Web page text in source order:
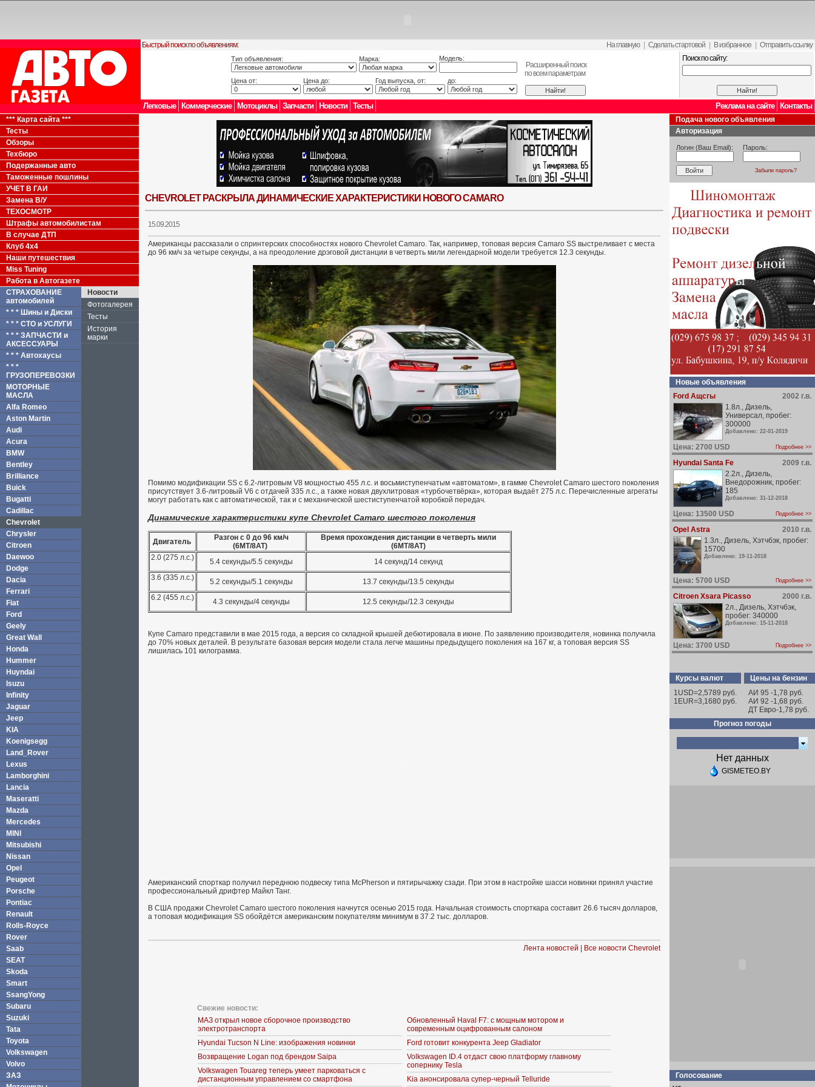
Быстрый поиск по объявлениям: На главную Сделать стартовой В избранное Отправить ссылку
Тип объявления: Марка: Модель:
Расширенный поиск
по всем параметрам
Цена от: Цена до: Год выпуска, от: до:
Поиск по сайту:
Легковые Коммерческие Мотоциклы Запчасти Новости Тесты Контакты
Реклама на сайте
*** Карта сайта ***
Тесты
Обзоры
Техбюро
Подержанные авто
Таможенные пошлины
УЧЕТ В ГАИ
Замена В/У
ТЕХОСМОТР
Штрафы автомобилистам
В случае ДТП
Клуб 4x4
Наши путешествия
Miss Tuning
Работа в Автогазете
СТРАХОВАНИЕ
автомобилей
* * * Шины и Диски
* * * СТО и УСЛУГИ
* * * ЗАПЧАСТИ и
АКСЕССУАРЫ
* * * Автохаусы
* * *
ГРУЗОПЕРЕВОЗКИ
МОТОРНЫЕ
МАСЛА
Alfa Romeo
Aston Martin
Audi
Acura
BMW
Bentley
Brilliance
Buick
Bugatti
Cadillac
Chevrolet
Chrysler
Citroen
Daewoo
Dodge
Dacia
Ferrari
Fiat
Ford
Geely
Great Wall
Honda
Hummer
Huyndai
Isuzu
Infinity
Jaguar
Jeep
KIA
Koenigsegg
Land_Rover
Lexus
Lamborghini
Lancia
Maseratti
Mazda
Mercedes
MINI
Mitsubishi
Nissan
Opel
Peugeot
Porsche
Pontiac
Renault
Rolls-Royce
Rover
Saab
SEAT
Skoda
Smart
SsangYong
Subaru
Suzuki
Tata
Toyota
Volkswagen
Volvo
ЗАЗ
Новости
Фотогалерея
Тесты
История
марки
CHEVROLET РАСКРЫЛА ДИНАМИЧЕСКИЕ ХАРАКТЕРИСТИКИ НОВОГО CAMARO
15.09.2015
Американцы рассказали о спринтерских способностях нового Chevrolet Camaro. Так, например, топовая версия Camaro SS выстреливает с места
до 96 км/ч за четыре секунды, а на преодоление дрэговой дистанции в четверть мили легендарной модели требуется 12.3 секунды.
Помимо модификации SS с 6.2-литровым V8 мощностью 455 л.с. и восьмиступенчатым «автоматом», в гамме Chevrolet Camaro шестого поколения
присутствует 3.6-литровый V6 с отдачей 335 л.с., а также новая двухлитровая «турбочетвёрка», которая выдаёт 275 л.с. Перечисленные агрегаты
могут работать как с автоматической, так и с механической шестиступенчатой коробкой передач.
Динамические характеристики купе Chevrolet Camaro шестого поколения
Двигатель
Разгон с 0 до 96 км/ч
(6МТ/8АТ)
Время прохождения дистанции в четверть мили
(6МТ/8АТ)
2.0 (275 л.с.)
5.4 секунды/5.5 секунды
14 секунд/14 секунд
3.6 (335 л.с.)
5.2 секунды/5.1 секунды
13.7 секунды/13.5 секунды
6.2 (455 л.с.)
4.3 секунды/4 секунды 12.5 секунды/12.3 секунды
Купе Camaro представили в мае 2015 года, а версия со складной крышей дебютировала в июне. По заявлению производителя, новинка получила
до 70% новых деталей. В результате базовая версия модели стала легче машины предыдущего поколения на 167 кг, а топовая версия SS
лишилась 101 килограмма.
Американский спорткар получил переднюю подвеску типа McPherson и пятирычажку сзади. При этом в настройке шасси новинки принял участие
профессиональный дрифтер Майкл Танг.
В США продажи Chevrolet Camaro шестого поколения начнутся осенью 2015 года. Начальная стоимость спорткара составит 26.6 тысяч долларов,
а топовая модификация SS обойдётся американским покупателям минимум в 37.2 тыс. долларов.
Лента новостей Все новости Chevrolet
Свежие новости:
МАЗ открыл новое сборочное производство
электротранспорта
Hyundai Tucson N Line: изображения новинки
Возвращение Logan под брендом Saipa
Volkswagen Touareg теперь умеет парковаться с
дистанционным управлением со смартфона
Обновленный Haval F7: с мощным мотором и
современным оцифрованным салоном
Ford готовит конкурента Jeep Gladiator
Volkswagen ID.4 отдаст свою платформу главному
сопернику Tesla
Kia анонсировала супер-черный Telluride
Подача нового объявления
Авторизация
Логин (Ваш Email): Пароль:
Забыли пароль?
Новые объявления
Ford Ащсгы
2002 г.в.
1.8л., Дизель,
Универсал, пробег:
300000
Добавлено: 22-01-2019
Цена: 2700 USD Подробнее >>
Hyundai Santa Fe
2009 г.в.
2.2л., Дизель,
Внедорожник, пробег:
185
Добавлено: 31-12-2018
Цена: 13500 USD Подробнее >>
Opel Astra
2010 г.в.
1.3л., Дизель, Хэтчбэк, пробег:
15700
Добавлено: 19-11-2018
Цена: 5700 USD Подробнее >>
Citroen Xsara Picasso
2000 г.в.
2л., Дизель, Хэтчбэк,
пробег: 340000
Добавлено: 15-11-2018
Цена: 3700 USD Подробнее >>
Курсы валют
1USD=2,5789 руб.
1EUR=3,1680 руб.
Цены на бензин
АИ 95 -1,78 руб.
АИ 92 -1,68 руб.
ДТ Евро-1,78 руб.
Прогноз погоды
Нет данных
GISMETEO.BY
Голосование